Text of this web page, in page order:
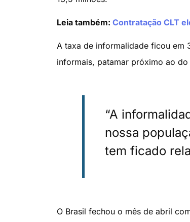
Leia também: Contratação CLT
A taxa de informalidade ficou em
informais, patamar próximo ao
“A
nossa
tem ficado
O Brasil fechou o mês de abril